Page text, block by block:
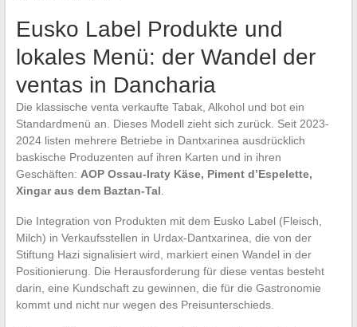
Eusko Label Produkte und
lokales Menü: der Wandel der
ventas in Dancharia
Die klassische venta verkaufte Tabak, Alkohol und bot ein
Standardmenü an. Dieses Modell zieht sich zurück. Seit 2023-
2024 listen mehrere Betriebe in Dantxarinea ausdrücklich
baskische Produzenten auf ihren Karten und in ihren
Geschäften: AOP Ossau-Iraty Käse, Piment d’Espelette,
Xingar aus dem Baztan-Tal
Die Integration von Produkten mit dem Eusko Label (Fleisch,
Milch) in Verkaufsstellen in Urdax-Dantxarinea, die von der
Stiftung Hazi signalisiert wird, markiert einen Wandel in der
Positionierung. Die Herausforderung für diese ventas besteht
darin, eine Kundschaft zu gewinnen, die für die Gastronomie
kommt und nicht nur wegen des Preisunterschieds.